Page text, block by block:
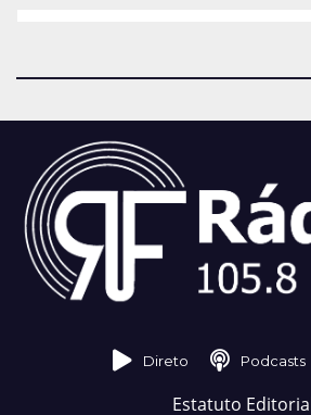
Direto Podcasts
Estatuto